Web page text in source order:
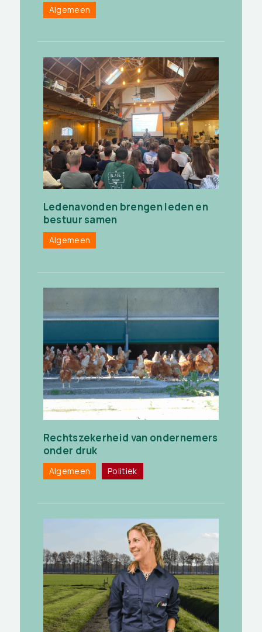
Algemeen
Ledenavonden brengen leden en
bestuur samen
Algemeen
Rechtszekerheid van ondernemers
onder druk
Algemeen Politiek